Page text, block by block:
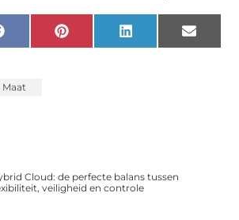
FacebookPinterest LinkedIn Email
Maat
Cloud: de perfecte balans tussen
veiligheid en controle